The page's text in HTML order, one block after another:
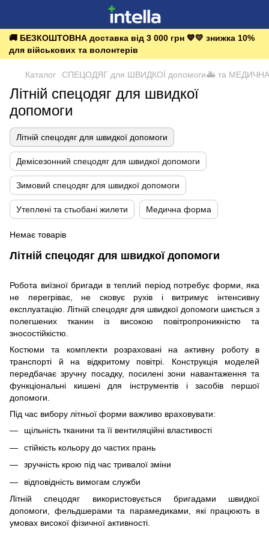
🚚 БЕЗКОШТОВНА доставка від 3 000 грн 💙💛 знижка 10%
для військових та волонтерів
Каталог СПЕЦОДЯГ для ШВИДКОЇ допомоги🚑 та
Літній спецодяг для швидкої
допомоги
Літній спецодяг для швидкої допомоги
Демісезонний спецодяг для швидкої допомоги
Зимовий спецодяг для швидкої допомоги
Утеплені та стьобані жилети Медична форма
Немає товарів
Літній спецодяг для швидкої допомоги
Робота виїзної бригади в теплий період потребує форми, яка
не перегріває, не сковує рухів і витримує інтенсивну
експлуатацію. Літній спецодяг для швидкої допомоги шиється з
полегшених тканин із високою повітропроникністю та
зносостійкістю.
Костюми та комплекти розраховані на активну роботу в
транспорті й на відкритому повітрі. Конструкція моделей
передбачає зручну посадку, посилені зони навантаження та
функціональні кишені для інструментів і засобів першої
допомоги.
Під час вибору літньої форми важливо враховувати:
щільність тканини та її вентиляційні властивості
стійкість кольору до частих прань
зручність крою під час тривалої зміни
відповідність вимогам служби
Літній спецодяг використовується бригадами швидкої
допомоги, фельдшерами та парамедиками, які працюють в
умовах високої фізичної активності.